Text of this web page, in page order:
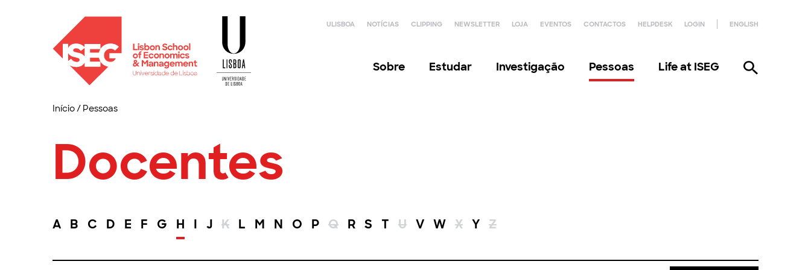
ULISBOA NOTÍCIAS CLIPPING NEWSLETTER LOJA EVENTOS CONTACTOS HELPDESK LOGIN ENGLISH
Sobre Estudar Investigação Pessoas Life at ISEG
Início/ Pessoas
Docentes
A B C D E F G H I J K L M N O P Q R S T U V W X Y Z